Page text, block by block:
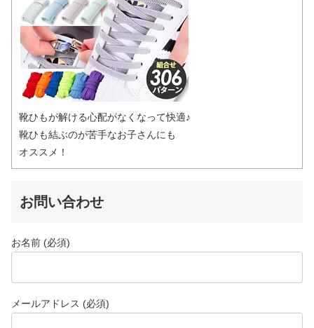
靴ひもが解ける心配がなくなって快適♪
靴ひも結ぶのが苦手なお子さんにも
オススメ！
お問い合わせ
お名前 (必須)
メールアドレス (必須)